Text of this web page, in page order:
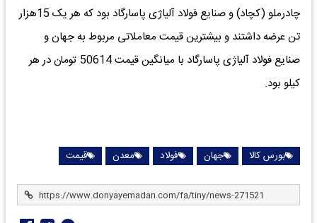
چادرملو (کچاد) و صنایع فولاد آلیاژی پاسارگاد بود که هر یک 15هزار
تن عرضه داشتند و بیشترین قیمت معاملاتی مربوط به جهان و
صنایع فولاد آلیاژی پاسارگاد با میانگین قیمت 50614 تومان در هر
کیلو بود.
بورس کالا جهان فولاد معدن قیمت